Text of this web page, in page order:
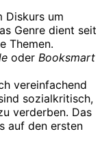
Diskurs um
Genre dient seit
Themen.
oder Booksmart
vereinfachend
sozialkritisch,
verderben. Das
auf den ersten